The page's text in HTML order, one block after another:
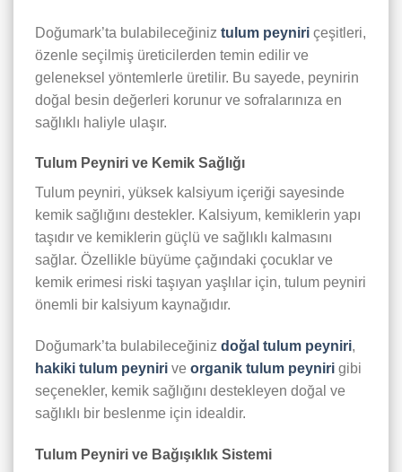
Doğumark’ta bulabileceğiniz tulum peyniri çeşitleri,
özenle seçilmiş üreticilerden temin edilir ve
geleneksel yöntemlerle üretilir. Bu sayede, peynirin
doğal besin değerleri korunur ve sofralarınıza en
sağlıklı haliyle ulaşır.
Tulum Peyniri ve Kemik Sağlığı
Tulum peyniri, yüksek kalsiyum içeriği sayesinde
kemik sağlığını destekler. Kalsiyum, kemiklerin yapı
taşıdır ve kemiklerin güçlü ve sağlıklı kalmasını
sağlar. Özellikle büyüme çağındaki çocuklar ve
kemik erimesi riski taşıyan yaşlılar için, tulum peyniri
önemli bir kalsiyum kaynağıdır.
Doğumark’ta bulabileceğiniz doğal tulum peyniri,
hakiki tulum peyniri ve organik tulum peyniri gibi
seçenekler, kemik sağlığını destekleyen doğal ve
sağlıklı bir beslenme için idealdir.
Tulum Peyniri ve Bağışıklık Sistemi